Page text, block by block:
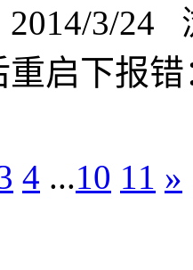
2014/3/24
启下报错
4 ...10 11 »